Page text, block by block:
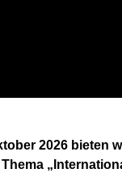
2026 bieten